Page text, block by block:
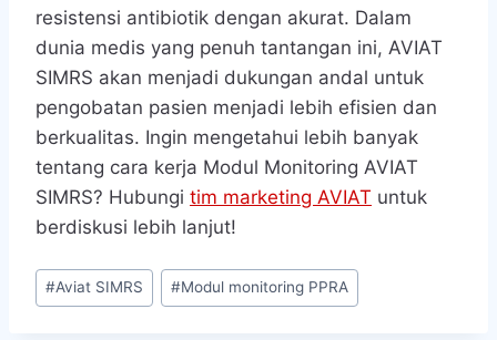
resistensi antibiotik dengan akurat. Dalam
dunia medis yang penuh tantangan ini, AVIAT
SIMRS akan menjadi dukungan andal untuk
pengobatan pasien menjadi lebih efisien dan
berkualitas. Ingin mengetahui lebih banyak
tentang cara kerja Modul Monitoring AVIAT
SIMRS? Hubungi tim marketing AVIAT untuk
berdiskusi lebih lanjut!
Post
Tags:
#Aviat SIMRS #Modul monitoring PPRA